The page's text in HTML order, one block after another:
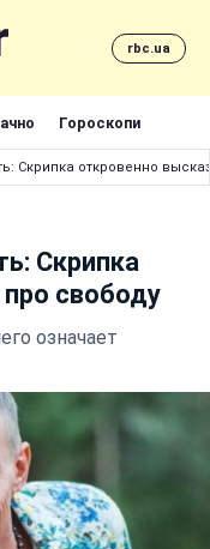
rbc.ua
Гороскопи
Скрипка откровенно
Скрипка
свободу
означает